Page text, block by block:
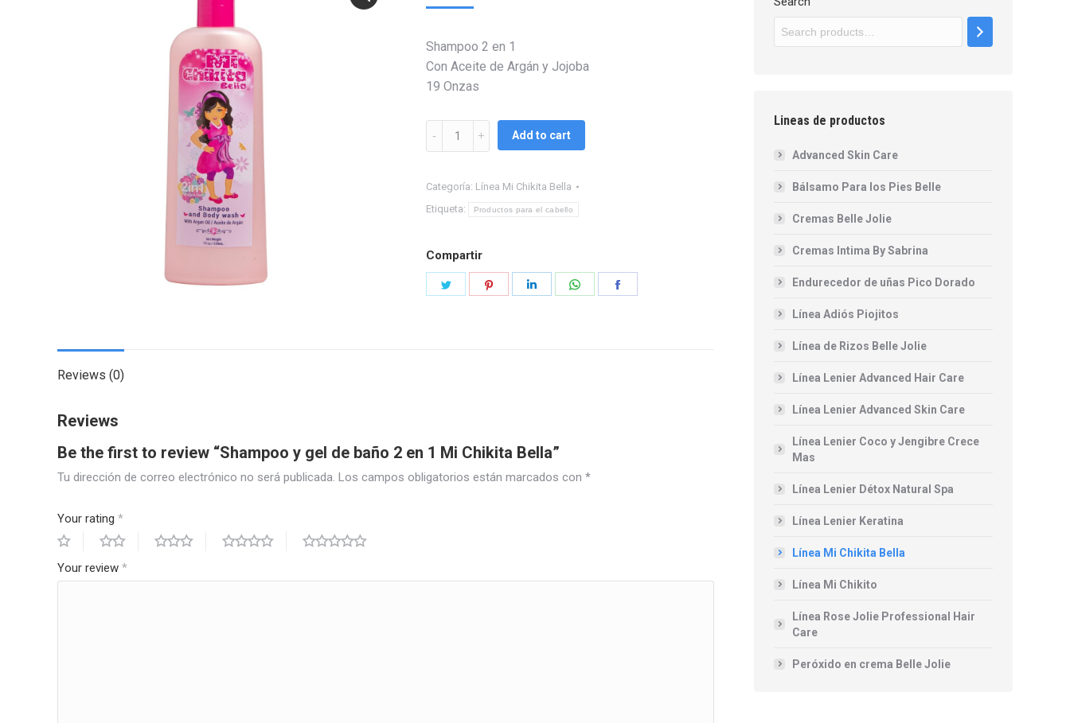
Shampoo 2 en 1
Con Aceite de Argán y Jojoba
19 Onzas
Shampoo
y
de
baño
en
1
Add to cart
Categoría: Línea Mi Chikita Bella
Etiqueta:
Productos para el cabello
Compartir
Share
Share
Reviews (0)
Reviews
Be the first to review “Shampoo y gel de baño 2 en 1 Mi Chikita Bella”
Tu dirección de correo electrónico no será publicada. Los campos obligatorios están marcados con *
Your rating *
Your review *
Lineas de productos
Advanced Skin Care
Bálsamo Para los Pies Belle
Cremas Belle Jolie
Cremas Intima By Sabrina
Endurecedor de uñas Pico Dorado
Línea Adiós Piojitos
Línea de Rizos Belle Jolie
Línea Lenier Advanced Hair Care
Línea Lenier Advanced Skin Care
Línea Lenier Coco y Jengibre Crece
Mas
Línea Lenier Détox Natural Spa
Línea Lenier Keratina
Línea Mi Chikita Bella
Línea Mi Chikito
Línea Rose Jolie Professional Hair
Care
Peróxido en crema Belle Jolie